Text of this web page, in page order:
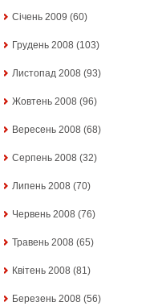
Січень 2009 (60)
Грудень 2008 (103)
Листопад 2008 (93)
Жовтень 2008 (96)
Вересень 2008 (68)
Серпень 2008 (32)
Липень 2008 (70)
Червень 2008 (76)
Травень 2008 (65)
Квітень 2008 (81)
Березень 2008 (56)